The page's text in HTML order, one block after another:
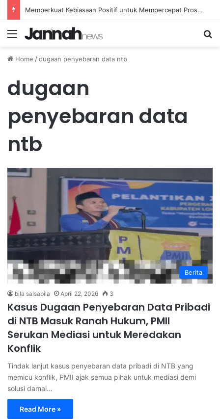
Memperkuat Kebiasaan Positif untuk Mempercepat Proses Pemulihan Mental Anda
Menu
Home /dugaan penyebaran data ntb
dugaan
penyebaran data
ntb
Berita
bila salsabila April 22, 2026 3
Kasus Dugaan Penyebaran Data Pribadi
di NTB Masuk Ranah Hukum, PMII
Serukan Mediasi untuk Meredakan
Konflik
Tindak lanjut kasus penyebaran data pribadi di NTB yang
memicu konflik, PMII ajak semua pihak untuk mediasi demi
solusi damai…
Read More »